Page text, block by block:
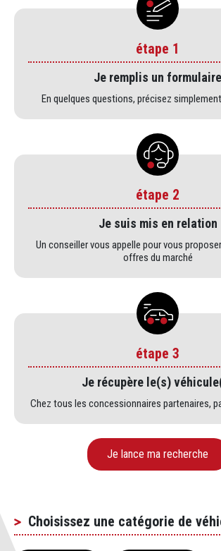
étape 1
Je remplis un formulaire
En quelques questions, précisez
étape 2
Je suis mis en relation
Un conseiller vous appelle pour vous
offres du marché
étape 3
Je récupère le(s)
Chez tous les concessionnaires partenaires,
Je lance ma recherche
Choisissez une catégorie de